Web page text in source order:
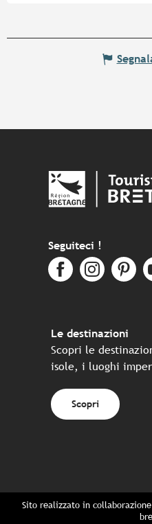
Seguiteci !
Le destinazioni
Scopri le
isole, i luoghi
Scopri
Sito realizzato in